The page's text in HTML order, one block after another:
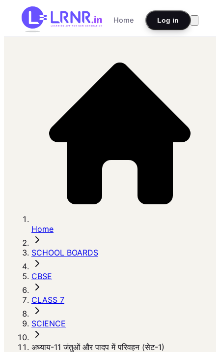
Home Log in
Home
SCHOOL BOARDS
CBSE
CLASS 7
SCIENCE
अध्याय-11 जंतुओं और पादप में परिवहन (सेट-1)